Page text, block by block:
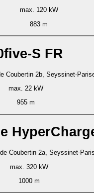
max. 120 kW
883 m
S FR
Coubertin 2b, Seyssinet-
max. 22 kW
955 m
Coubertin 2a, Seyssinet-
max. 320 kW
1000 m